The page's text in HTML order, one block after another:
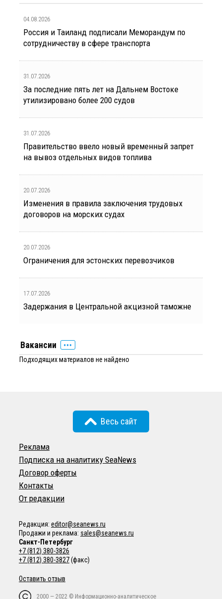
04.08.2026
Россия и Таиланд подписали Меморандум по
сотрудничеству в сфере транспорта
31.07.2026
За последние пять лет на Дальнем Востоке
утилизировано более 200 судов
31.07.2026
Правительство ввело новый временный запрет
на вывоз отдельных видов топлива
20.07.2026
Изменения в правила заключения трудовых
договоров на морских судах
20.07.2026
Ограничения для эстонских перевозчиков
17.07.2026
Задержания в Центральной акцизной таможне
Вакансии
Подходящих материалов не найдено
Весь сайт
Реклама
Подписка на аналитику SeaNews
Договор оферты
Контакты
От редакции
Редакция: editor@seanews.ru
Продажи и реклама: sales@seanews.ru
Санкт-Петербург
+7 (812) 380-3826
+7 (812) 380-3827(факс)
Оставить отзыв
2000 — 2022 © Информационно-аналитическое